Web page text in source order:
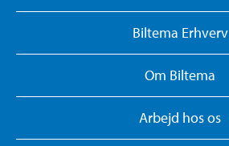
Biltema Erhverv
Om Biltema
Arbejd hos os